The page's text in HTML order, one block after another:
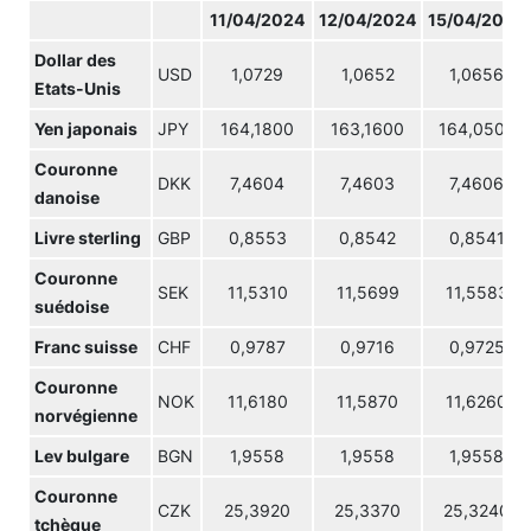
11/04/2024 12/04/2024 15/04/2024
Dollar des
Etats-Unis
USD 1,0729 1,0652 1,0656
Yen japonais JPY 164,1800 163,1600 164,0500
Couronne
danoise
DKK 7,4604 7,4603 7,4606
Livre sterling GBP 0,8553 0,8542 0,8541
Couronne
suédoise
SEK 11,5310 11,5699 11,5583
Franc suisse CHF 0,9787 0,9716 0,9725
Couronne
norvégienne
NOK 11,6180 11,5870 11,6260
Lev bulgare BGN 1,9558 1,9558 1,9558
Couronne
tchèque
CZK 25,3920 25,3370 25,3240